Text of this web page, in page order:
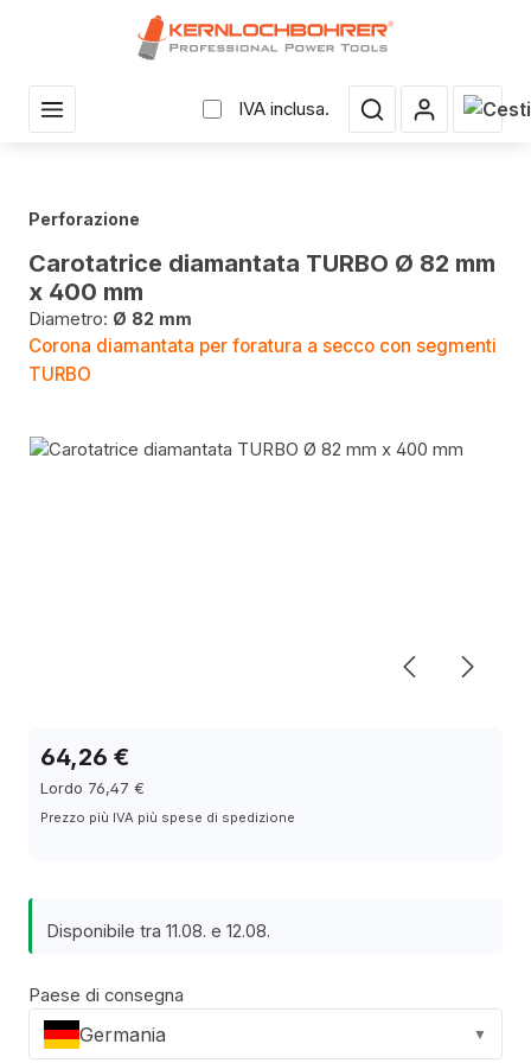
IVA inclusa. Il
Perforazione
Carotatrice diamantata TURBO Ø 82 mm
x 400 mm
Diametro: Ø 82 mm
Corona diamantata per foratura a secco con segmenti
TURBO
Salta la galleria di immagini
64,26 €
Lordo 76,47 €
Prezzo più IVA più spese di spedizione
Disponibile tra 11.08. e 12.08.
Paese di consegna
Germania ▼